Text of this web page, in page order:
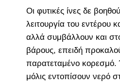
Οι φυτικές ίνες δε
λειτουργία του εντέρου
αλλά συμβάλλουν και
βάρους, επειδή
παρατεταμένο κορεσμό.
μόλις εντοπίσουν νερό